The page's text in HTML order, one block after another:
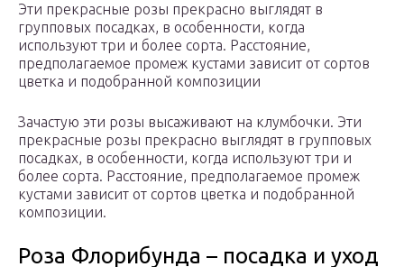
Эти прекрасные розы прекрасно выглядят в
групповых посадках, в особенности, когда
используют три и более сорта. Расстояние,
предполагаемое промеж кустами зависит от сортов
цветка и подобранной композиции
Зачастую эти розы высаживают на клумбочки. Эти
прекрасные розы прекрасно выглядят в групповых
посадках, в особенности, когда используют три и
более сорта. Расстояние, предполагаемое промеж
кустами зависит от сортов цветка и подобранной
композиции.
Роза Флорибунда – посадка и уход